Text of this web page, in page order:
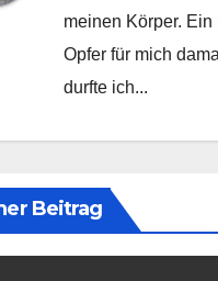
meinen Körper. Ein
Opfer für mich
durfte ich...
Beitrag